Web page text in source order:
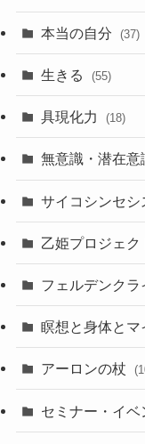
本当の自分 (37)
生きる (55)
具現化力 (18)
無意識・潜在意
サイコシンセシ
乙姫プロジェク
フェルデンクラ
瞑想と身体とマ
アーロンの杖
セミナー・イベ